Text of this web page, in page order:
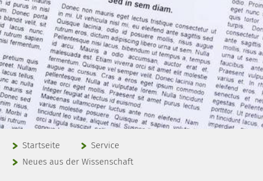
Startseite
Service
Neues aus der Wissenschaft